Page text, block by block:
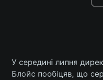
У середині липня
Блойс пообіцяв, що